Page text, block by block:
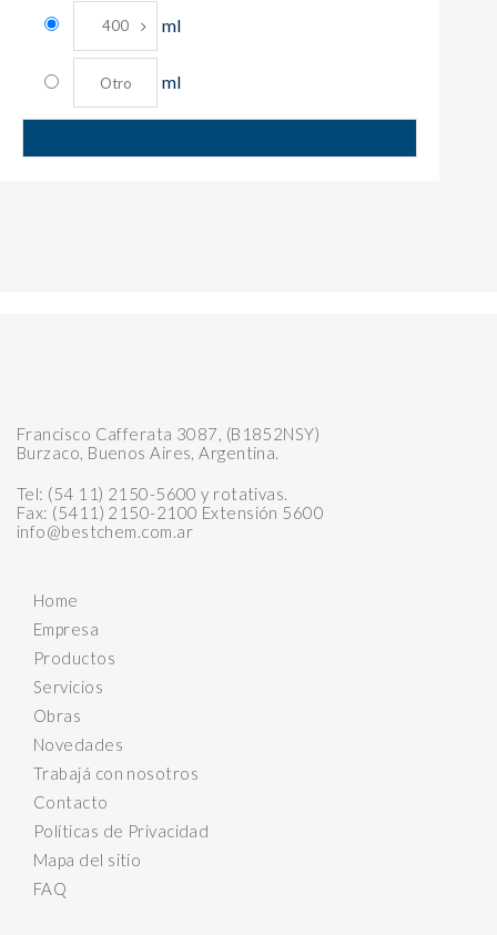
ml
ml
Francisco Cafferata 3087, (B1852NSY)
Burzaco, Buenos Aires, Argentina.
Tel: (54 11) 2150-5600 y rotativas.
Fax: (5411) 2150-2100 Extensión 5600
info@bestchem.com.ar
Home
Empresa
Productos
Servicios
Obras
Novedades
Trabajá con nosotros
Contacto
Políticas de Privacidad
Mapa del sitio
FAQ